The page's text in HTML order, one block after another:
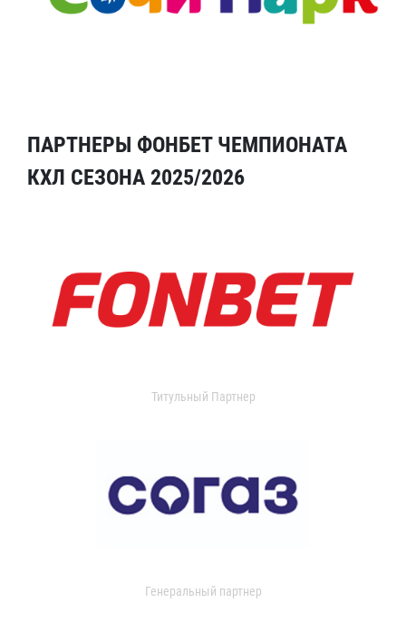
ПАРТНЕРЫ ФОНБЕТ ЧЕМПИОНАТА
КХЛ СЕЗОНА 2025/2026
Титульный Партнер
Генеральный партнер